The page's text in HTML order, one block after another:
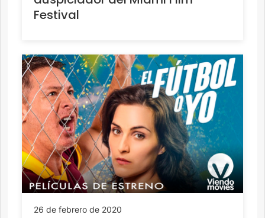
Festival
26 de febrero de 2020